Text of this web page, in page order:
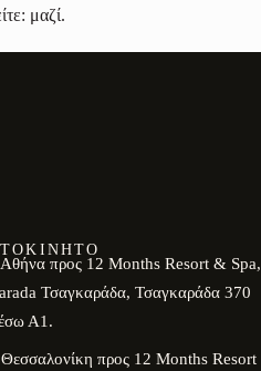
μαζί.
προς 12 Months Resort & Spa,
Τσαγκαράδα, Τσαγκαράδα 370
Α1.
προς 12 Months Resort